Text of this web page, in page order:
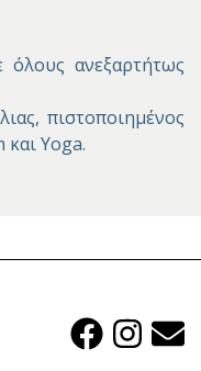
ανεξαρτήτως
πιστοποιημένος
Yoga.